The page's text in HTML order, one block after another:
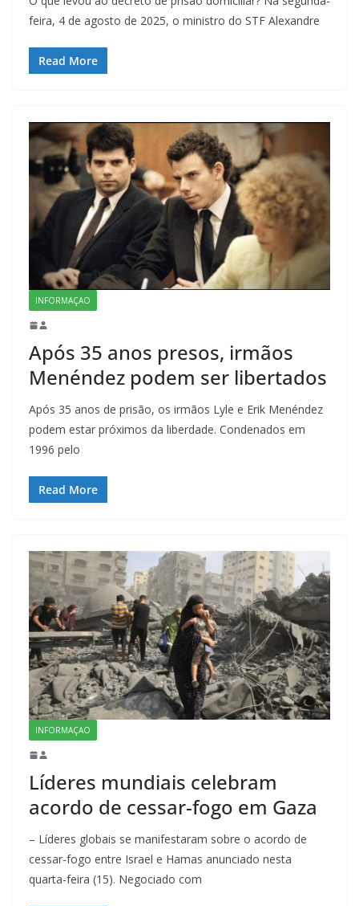
feira, 4 de agosto de 2025, o ministro do STF Alexandre
Read More
INFORMAÇAO
Após 35 anos presos, irmãos
Menéndez podem ser libertados
Após 35 anos de prisão, os irmãos Lyle e Erik Menéndez
podem estar próximos da liberdade. Condenados em
1996 pelo
Read More
INFORMAÇAO
Líderes mundiais celebram
acordo de cessar-fogo em Gaza
– Líderes globais se manifestaram sobre o acordo de
cessar-fogo entre Israel e Hamas anunciado nesta
quarta-feira (15). Negociado com